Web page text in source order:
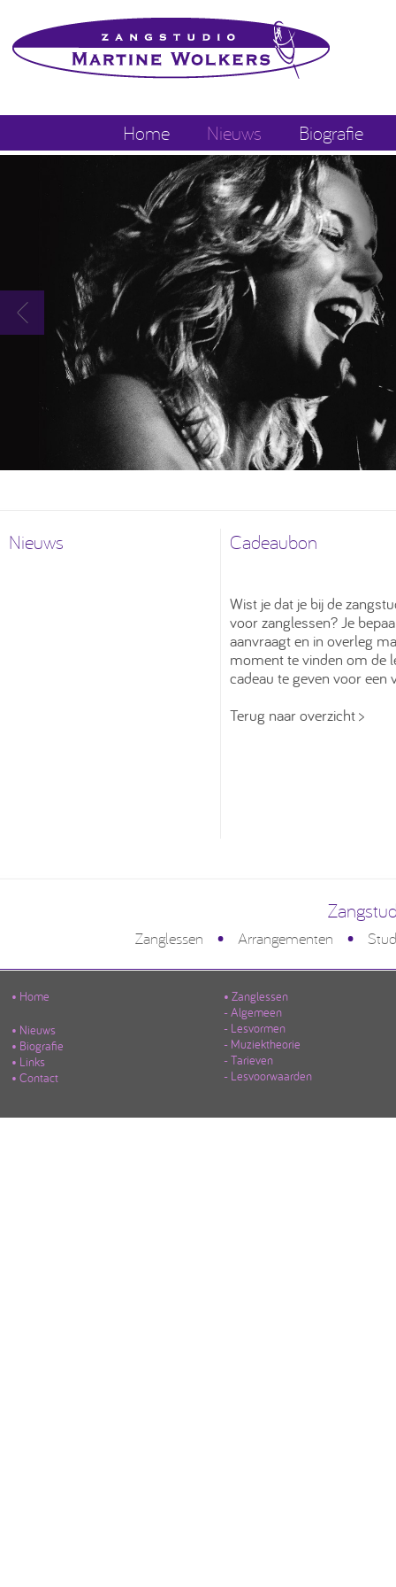
Home Nieuws Biografie
Nieuws Cadeaubon
Wist je dat je bij de
voor zanglessen? Je
aanvraagt en in overleg
moment te vinden om de
cadeau te geven voor
Terug naar overzicht >
Zanglessen • Arrangementen •
• Home
• Nieuws
• Biografie
• Links
• Contact
• Zanglessen
- Algemeen
- Lesvormen
- Muziektheorie
- Tarieven
- Lesvoorwaarden